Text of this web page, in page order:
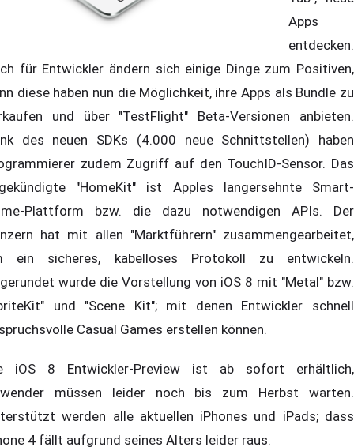
Apps
entdecken.
für Entwickler ändern sich einige Dinge zum Positiven,
diese haben nun die Möglichkeit, ihre Apps als Bundle zu
und über "TestFlight" Beta-Versionen anbieten.
des neuen SDKs (4.000 neue Schnittstellen) haben
zudem Zugriff auf den TouchID-Sensor. Das
"HomeKit" ist Apples langersehnte Smart-
Plattform bzw. die dazu notwendigen APIs. Der
hat mit allen "Marktführern" zusammengearbeitet,
ein sicheres, kabelloses Protokoll zu entwickeln.
wurde die Vorstellung von iOS 8 mit "Metal" bzw.
und "Scene Kit"; mit denen Entwickler schnell
Casual Games erstellen können.
iOS 8 Entwickler-Preview ist ab sofort erhältlich,
müssen leider noch bis zum Herbst warten.
werden alle aktuellen iPhones und iPads; dass
4 fällt aufgrund seines Alters leider raus.